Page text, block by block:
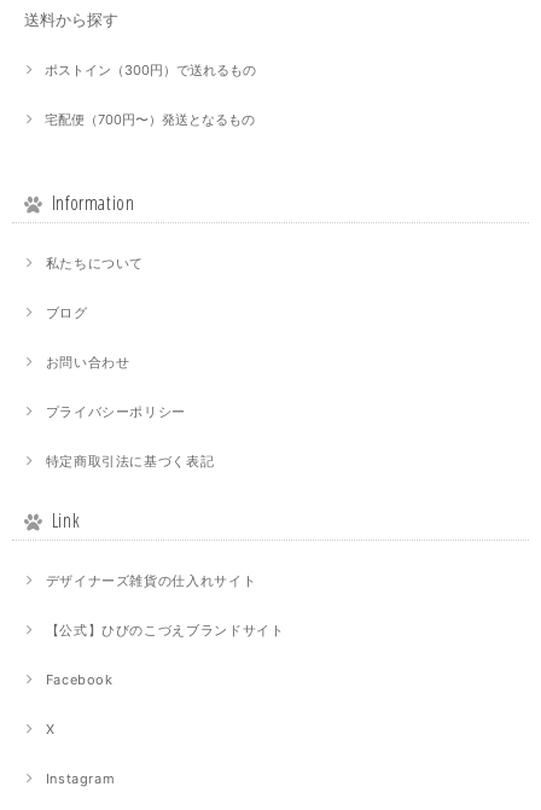
送料から探す
ポストイン（300円）で送れるもの
宅配便（700円〜）発送となるもの
Information
私たちについて
ブログ
お問い合わせ
プライバシーポリシー
特定商取引法に基づく表記
Link
デザイナーズ雑貨の仕入れサイト
【公式】ひびのこづえブランドサイト
Facebook
X
Instagram